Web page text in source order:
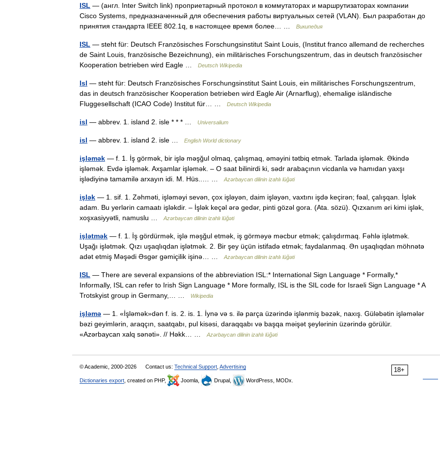
ISL — (англ. Inter Switch link) проприетарный протокол в коммутаторах и маршрутизаторах компании
Cisco Systems, предназначенный для обеспечения работы виртуальных сетей (VLAN). Был разработан до
принятия стандарта IEEE 802.1q, в настоящее время более… …
Википедия
ISL — steht für: Deutsch Französisches Forschungsinstitut Saint Louis, (Institut franco allemand de recherches
de Saint Louis, französische Bezeichnung), ein militärisches Forschungszentrum, das in deutsch französischer
Kooperation betrieben wird Eagle …
Deutsch Wikipedia
Isl — steht für: Deutsch Französisches Forschungsinstitut Saint Louis, ein militärisches Forschungszentrum,
das in deutsch französischer Kooperation betrieben wird Eagle Air (Arnarflug), ehemalige isländische
Fluggesellschaft (ICAO Code) Institut für… …
Deutsch Wikipedia
isl — abbrev. 1. island 2. isle * * * … Universalium
isl — abbrev. 1. island 2. isle … English World dictionary
işləmək — f. 1. İş görmək, bir işlə məşğul olmaq, çalışmaq, əməyini tətbiq etmək. Tarlada işləmək. Əkində
işləmək. Evdə işləmək. Axşamlar işləmək. – O saat bilinirdi ki, sədr arabaçının vicdanla və hamıdan yaxşı
işlədiyinə tamamilə arxayın idi. M. Hüs..… …
Azərbaycan dilinin izahlı lüğəti
işlək — 1. sif. 1. Zəhməti, işləməyi sevən, çox işləyən, daim işləyən, vaxtını işdə keçirən; fəal, çalışqan. İşlək
adam. Bu yerlərin camaatı işləkdir. – İşlək keçəl ərə gedər, pinti gözəl gora. (Ata. sözü). Qızxanım əri kimi işlək,
xoşxasiyyətli, namuslu …
Azərbaycan dilinin izahlı lüğəti
işlətmək — f. 1. İş gördürmək, işlə məşğul etmək, iş görməyə məcbur etmək; çalışdırmaq. Fəhlə işlətmək.
Uşağı işlətmək. Qızı uşaqlıqdan işlətmək. 2. Bir şey üçün istifadə etmək; faydalanmaq. Ən uşaqlıqdan möhnətə
adət etmiş Məşədi Əsgər gəmiçilik işinə… …
Azərbaycan dilinin izahlı lüğəti
ISL — There are several expansions of the abbreviation ISL:* International Sign Language * Formally,*
Informally, ISL can refer to Irish Sign Language * More formally, ISL is the SIL code for Israeli Sign Language * A
Trotskyist group in Germany,… …
Wikipedia
işləmə — 1. «İşləmək»dən f. is. 2. is. 1. İynə və s. ilə parça üzərində işlənmiş bəzək, naxış. Güləbətin işləmələr
bəzi geyimlərin, araqçın, saatqabı, pul kisəsi, daraqqabı və başqa məişət şeylərinin üzərində görülür.
«Azərbaycan xalq sənəti». // Həkk… …
Azərbaycan dilinin izahlı lüğəti
18+
© Academic, 2000-2026 Contact us: Technical Support Advertising
Dictionaries export , created on PHP, Joomla, Drupal, WordPress, MODx.